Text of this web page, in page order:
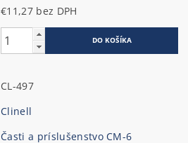
€11,27 bez DPH
CL-497
Clinell
Časti a príslušenstvo CM-6